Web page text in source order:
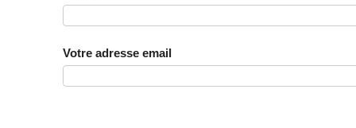
Votre adresse email